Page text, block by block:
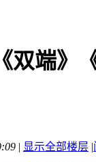
《双端》
| 显示全部楼层 |